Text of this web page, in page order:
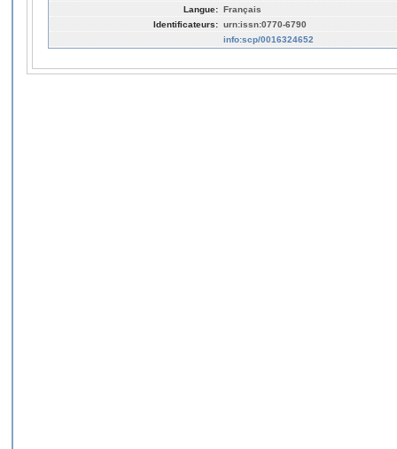
Langue: Français
Identificateurs: urn:issn:0770-6790
info:scp/0016324652